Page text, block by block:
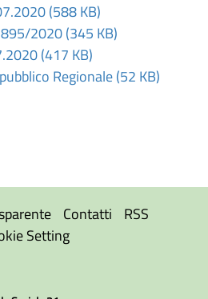
(588 KB)
2020 (345 KB)
(417 KB)
Regionale (52 KB)
Contatti
RSS
Setting